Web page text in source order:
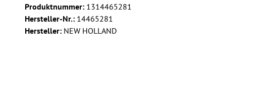
Produktnummer: 1314465281
Hersteller-Nr.: 14465281
Hersteller: NEW HOLLAND